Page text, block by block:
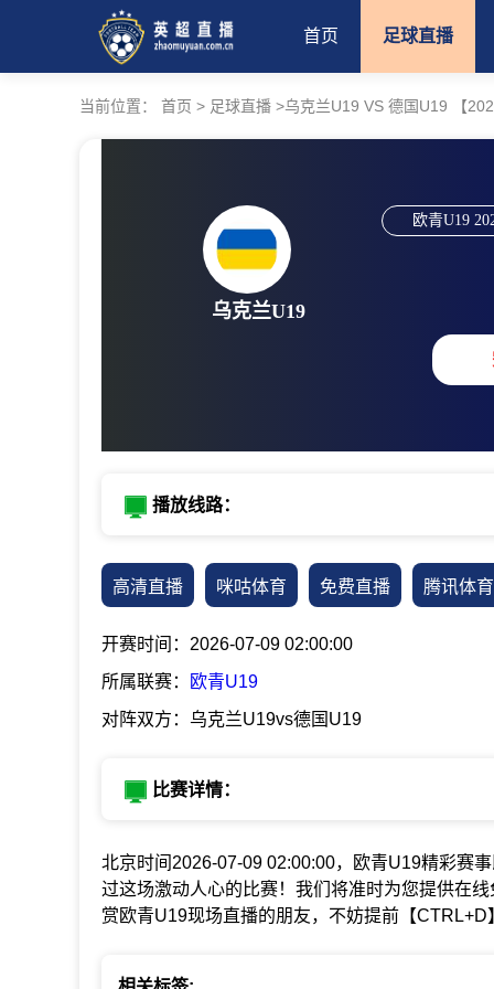
首页 足球直播
当前位置： 首页 > 足球直播 >乌克兰U19 VS 德国U19 【
乌克兰U19
欧青U19
播放线路：
高清直播 咪咕体育 免费直播 腾讯体育
开赛时间：2026-07-09 02:00:00
所属联赛：
欧青U19
对阵双方：乌克兰U19vs德国U19
比赛详情：
北京时间2026-07-09 02:00:00，欧青U19精彩赛事
过这场激动人心的比赛！我们将准时为您提供在
赏欧青U19现场直播的朋友，不妨提前【CTRL+D